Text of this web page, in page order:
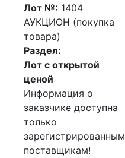
Лот №: 1404
АУКЦИОН (покупка
товара)
Раздел:
Лот с открытой
ценой
Информация о
заказчике доступна
только
зарегистрированным
поставщикам!